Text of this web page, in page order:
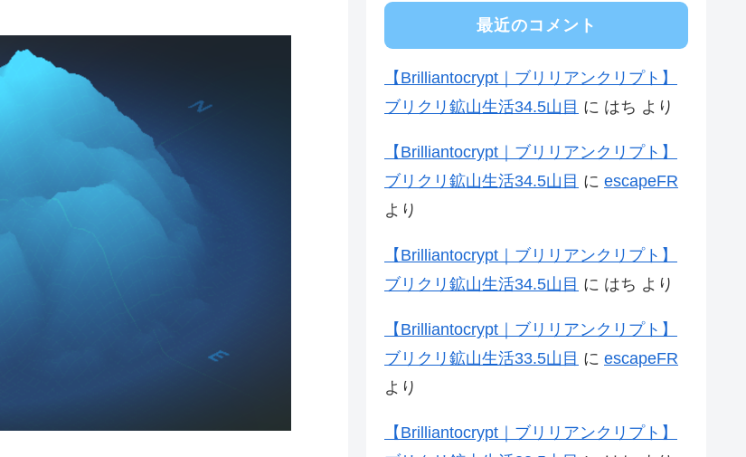
最近のコメント
【Brilliantocrypt｜ブリリアンクリプト】
ブリクリ鉱山生活34.5山目 に はち より
【Brilliantocrypt｜ブリリアンクリプト】
ブリクリ鉱山生活34.5山目 に escapeFR
より
【Brilliantocrypt｜ブリリアンクリプト】
ブリクリ鉱山生活34.5山目 に はち より
【Brilliantocrypt｜ブリリアンクリプト】
ブリクリ鉱山生活33.5山目 に escapeFR
より
【Brilliantocrypt｜ブリリアンクリプト】